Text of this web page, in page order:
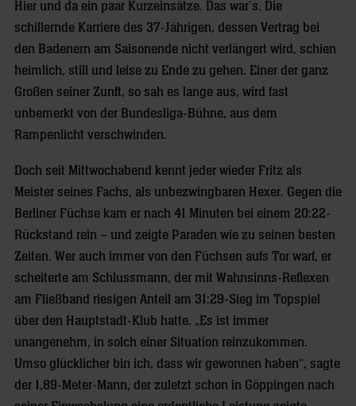
Hier und da ein paar Kurzeinsätze. Das war’s. Die
schillernde Karriere des 37-Jährigen, dessen Vertrag bei
den Badenern am Saisonende nicht verlängert wird, schien
heimlich, still und leise zu Ende zu gehen. Einer der ganz
Großen seiner Zunft, so sah es lange aus, wird fast
unbemerkt von der Bundesliga-Bühne, aus dem
Rampenlicht verschwinden.
Doch seit Mittwochabend kennt jeder wieder Fritz als
Meister seines Fachs, als unbezwingbaren Hexer. Gegen die
Berliner Füchse kam er nach 41 Minuten bei einem 20:22-
Rückstand rein – und zeigte Paraden wie zu seinen besten
Zeiten. Wer auch immer von den Füchsen aufs Tor warf, er
scheiterte am Schlussmann, der mit Wahnsinns-Reflexen
am Fließband riesigen Anteil am 31:29-Sieg im Topspiel
über den Hauptstadt-Klub hatte. „Es ist immer
unangenehm, in solch einer Situation reinzukommen.
Umso glücklicher bin ich, dass wir gewonnen haben“, sagte
der 1,89-Meter-Mann, der zuletzt schon in Göppingen nach